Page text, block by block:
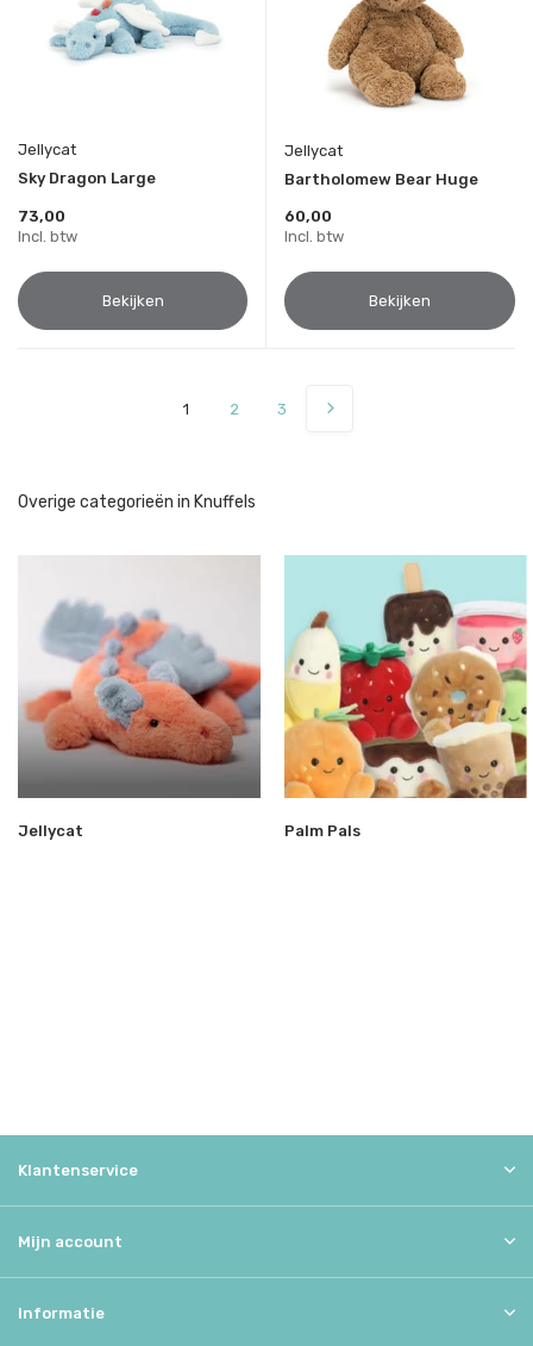
Jellycat
Sky Dragon Large
73,00
Incl. btw
Bekijken
Jellycat
Bartholomew Bear Huge
60,00
Incl. btw
Bekijken
1 2 3
Overige categorieën in Knuffels
Jellycat Palm Pals
Klantenservice
Mijn account
Informatie